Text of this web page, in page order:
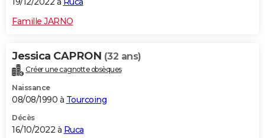
Famille JARNO
Jessica CAPRON (32 ans)
Créer une cagnotte obsèques
Naissance
08/08/1990 à Tourcoing
Décès
16/10/2022 à Ruca